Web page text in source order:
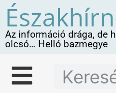
Az információ drága, de
olcsó… Helló bazmegye